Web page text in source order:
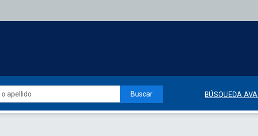
Buscar BÚSQUEDA